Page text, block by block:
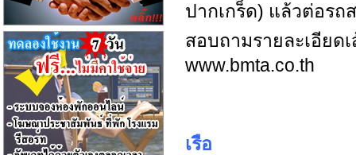
ปากเกร็ด) แล้วต่อรถ
สอบถามรายละเอียด
www.bmta.co.th
เรือ